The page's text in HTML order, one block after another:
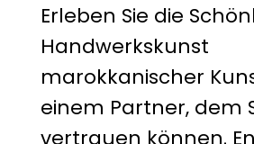
Erleben Sie die
Handwerkskunst
marokkanischer
einem Partner, dem
vertrauen können.